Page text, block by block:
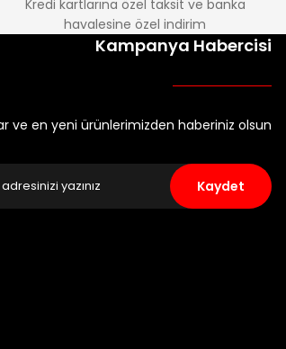
Kredi kartlarına özel taksit ve banka
havalesine özel indirim
Kampanya Habercisi
ve en yeni ürünlerimizden haberiniz olsun
Kaydet